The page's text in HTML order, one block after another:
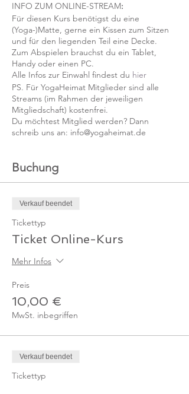
INFO ZUM ONLINE-STREAM:
Für diesen Kurs benötigst du eine
(Yoga-)Matte, gerne ein Kissen zum Sitzen
und für den liegenden Teil eine Decke.
Zum Abspielen brauchst du ein Tablet,
Handy oder einen PC.
Alle Infos zur Einwahl findest du hier
PS. Für YogaHeimat Mitglieder sind alle
Streams (im Rahmen der jeweiligen
Mitgliedschaft) kostenfrei.
Du möchtest Mitglied werden? Dann
schreib uns an: info@yogaheimat.de
Buchung
Verkauf beendet
Tickettyp
Ticket Online-Kurs
Mehr Infos
Preis
10,00 €
MwSt. inbegriffen
Verkauf beendet
Tickettyp